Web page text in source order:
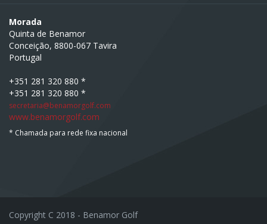
Morada
Quinta de Benamor
Conceição, 8800-067 Tavira
Portugal
+351 281 320 880 *
+351 281 320 880 *
secretaria@benamorgolf.com
www.benamorgolf.com
* Chamada para rede fixa nacional
Copyright C 2018 - Benamor Golf